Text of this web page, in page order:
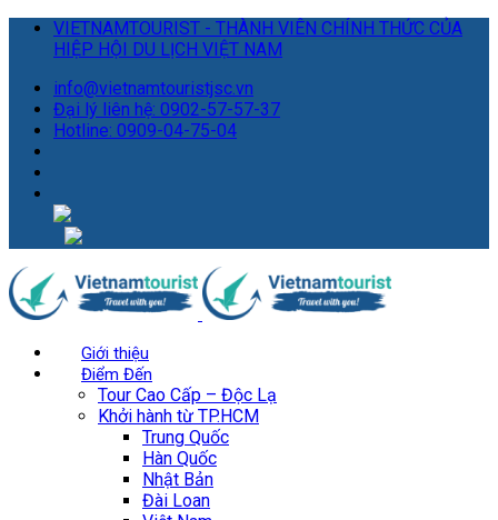
VIETNAMTOURIST - THÀNH VIÊN CHÍNH THỨC CỦA
HIỆP HỘI DU LỊCH VIỆT NAM
info@vietnamtouristjsc.vn
Đại lý liên hệ: 0902-57-57-37
Hotline: 0909-04-75-04
Giới thiệu
Điểm Đến
Tour Cao Cấp – Độc Lạ
Khởi hành từ TP.HCM
Trung Quốc
Hàn Quốc
Nhật Bản
Đài Loan